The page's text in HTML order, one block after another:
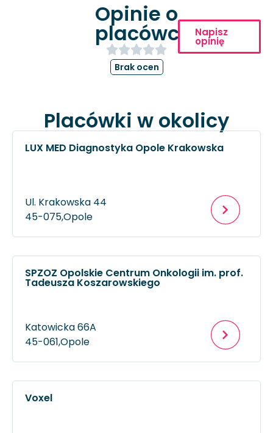
Opinie o
placówce
Brak ocen
Napisz
opinię
Placówki w okolicy
LUX MED Diagnostyka Opole Krakowska
Ul. Krakowska 44
45-075,Opole
SPZOZ Opolskie Centrum Onkologii im. prof.
Tadeusza Koszarowskiego
Katowicka 66A
45-061,Opole
Voxel